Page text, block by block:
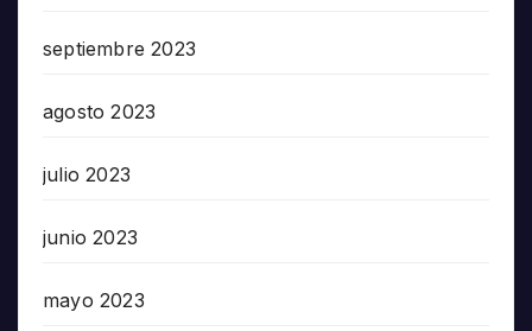
septiembre 2023
agosto 2023
julio 2023
junio 2023
mayo 2023